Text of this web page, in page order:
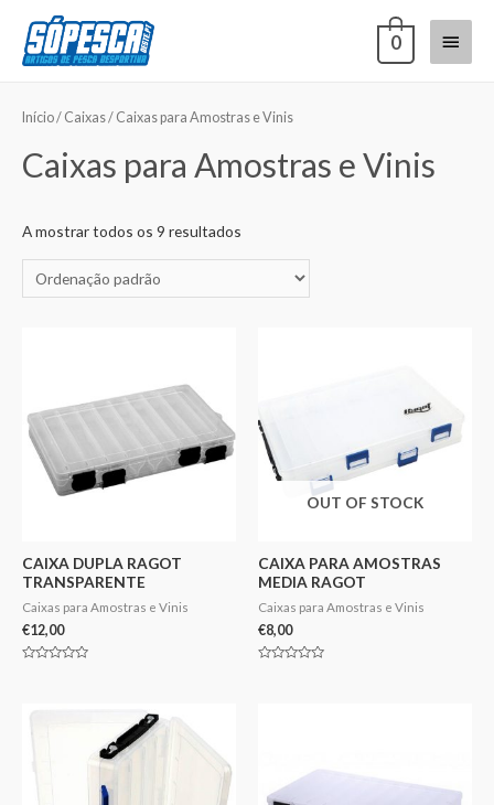
0
Início/ Caixas/ Caixas para Amostras e Vinis
Caixas para Amostras e Vinis
A mostrar todos os 9 resultados
CAIXA DUPLA RAGOT
TRANSPARENTE
Caixas para Amostras e Vinis
€12,00
OUT OF STOCK
CAIXA PARA AMOSTRAS
MEDIA RAGOT
Caixas para Amostras e Vinis
€8,00